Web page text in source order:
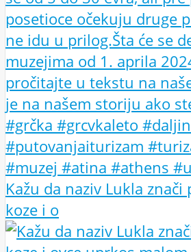
Kažu da naziv Lukla znači
koze i o